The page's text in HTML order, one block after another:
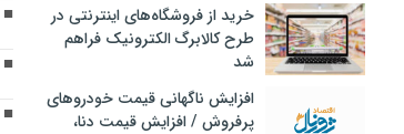
خرید از فروشگاه‌های اینترنتی در
طرح کالابرگ الکترونیک فراهم
شد
افزایش ناگهانی قیمت خودروهای
پرفروش / افزایش قیمت دنا،